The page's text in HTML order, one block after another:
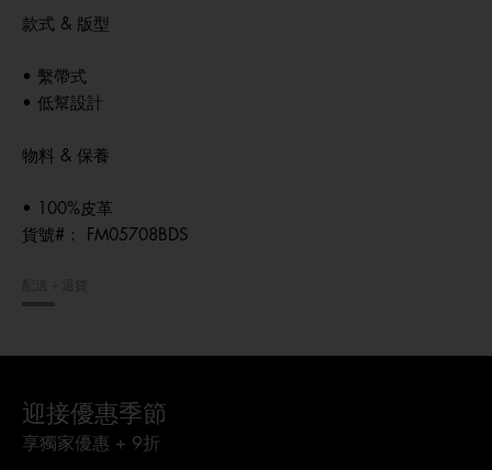
款式 & 版型
• 繫帶式
• 低幫設計
物料 & 保養
• 100%皮革
貨號#：
FM05708BDS
迎接優惠季節
享獨家優惠 + 9折